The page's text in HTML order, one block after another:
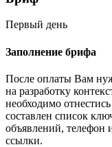
Первый день
Заполнение брифа
После оплаты Вам
на разработку
необходимо
составлен список
объявлений, телефон
ссылки.